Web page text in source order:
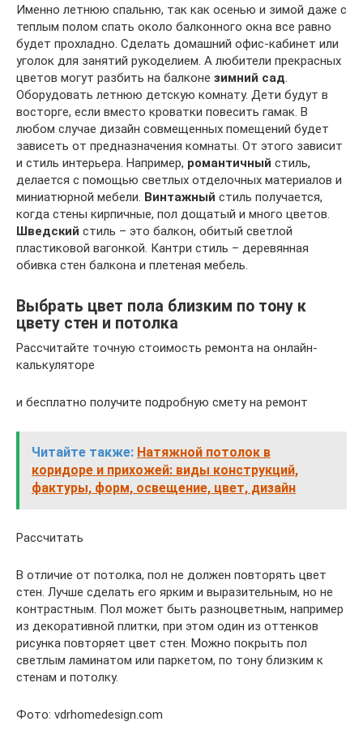
Именно летнюю спальню, так как осенью и зимой даже с
теплым полом спать около балконного окна все равно
будет прохладно. Сделать домашний офис-кабинет или
уголок для занятий рукоделием. А любители прекрасных
цветов могут разбить на балконе зимний сад.
Оборудовать летнюю детскую комнату. Дети будут в
восторге, если вместо кроватки повесить гамак. В
любом случае дизайн совмещенных помещений будет
зависеть от предназначения комнаты. От этого зависит
и стиль интерьера. Например, романтичный стиль,
делается с помощью светлых отделочных материалов и
миниатюрной мебели. Винтажный стиль получается,
когда стены кирпичные, пол дощатый и много цветов.
Шведский стиль – это балкон, обитый светлой
пластиковой вагонкой. Кантри стиль – деревянная
обивка стен балкона и плетеная мебель.
Выбрать цвет пола близким по тону к
цвету стен и потолка
Рассчитайте точную стоимость ремонта на онлайн-
калькуляторе
и бесплатно получите подробную смету на ремонт
Читайте также: Натяжной потолок в
коридоре и прихожей: виды конструкций,
фактуры, форм, освещение, цвет, дизайн
Рассчитать
В отличие от потолка, пол не должен повторять цвет
стен. Лучше сделать его ярким и выразительным, но не
контрастным. Пол может быть разноцветным, например
из декоративной плитки, при этом один из оттенков
рисунка повторяет цвет стен. Можно покрыть пол
светлым ламинатом или паркетом, по тону близким к
стенам и потолку.
Фото: vdrhomedesign.com